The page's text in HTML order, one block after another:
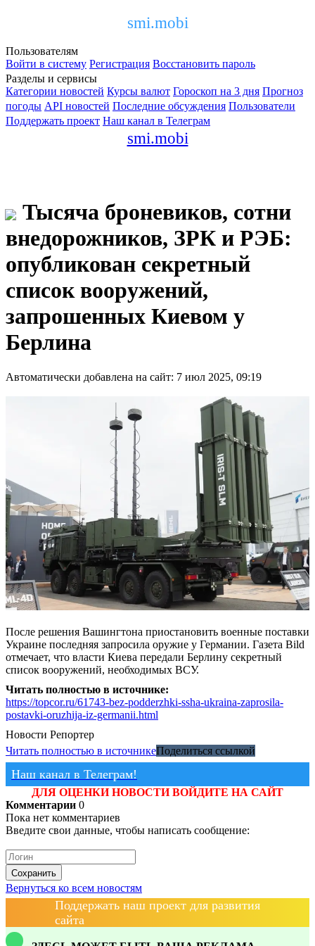
smi.mobi
Пользователям
Войти в систему Регистрация Восстановить пароль
Разделы и сервисы
Категории новостей Курсы валют Гороскоп на 3 дня Прогноз
погоды API новостей Последние обсуждения Пользователи
Поддержать проект Наш канал в Телеграм
smi.mobi
Тысяча броневиков, сотни
внедорожников, ЗРК и РЭБ:
опубликован секретный
список вооружений,
запрошенных Киевом у
Берлина
Автоматически добавлена на сайт: 7 июл 2025, 09:19
После решения Вашингтона приостановить военные поставки
Украине последняя запросила оружие у Германии. Газета Bild
отмечает, что власти Киева передали Берлину секретный
список вооружений, необходимых ВСУ.
Читать полностью в источнике:
https://topcor.ru/61743-bez-podderzhki-ssha-ukraina-zaprosila-
postavki-oruzhija-iz-germanii.html
Новости Репортер
Читать полностью в источникеПоделиться ссылкой
Наш канал в Телеграм!
ДЛЯ ОЦЕНКИ НОВОСТИ ВОЙДИТЕ НА САЙТ
Комментарии 0
Пока нет комментариев
Введите свои данные, чтобы написать сообщение:
Сохранить
Вернуться ко всем новостям
Поддержать наш проект для развития
сайта